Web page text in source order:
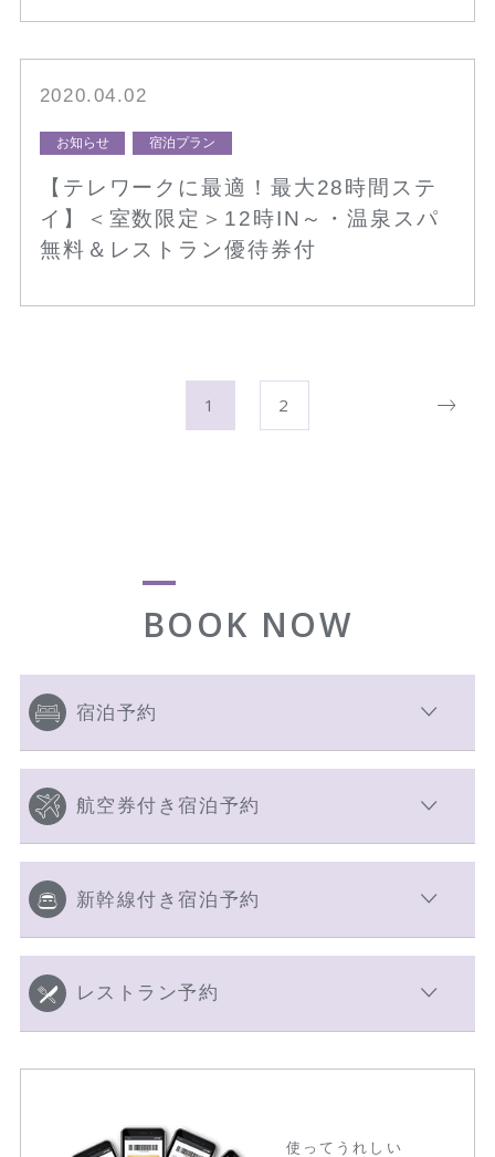
2020.04.02
お知らせ 宿泊プラン
【テレワークに最適！最大28時間ステ
イ】＜室数限定＞12時IN～・温泉スパ
無料＆レストラン優待券付
1 2
BOOK NOW
宿泊予約
航空券付き宿泊予約
新幹線付き宿泊予約
レストラン予約
使ってうれしい